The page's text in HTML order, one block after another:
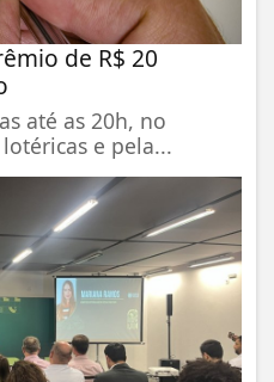
de R$ 20
até as 20h, no
e pela...